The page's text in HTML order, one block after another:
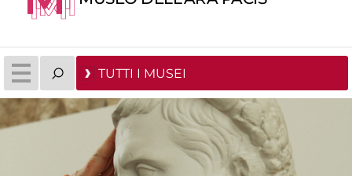
TUTTI I MUSEI